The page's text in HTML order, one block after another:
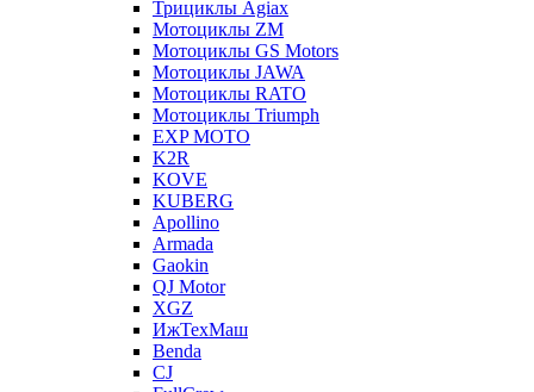
Трициклы Agiax
Мотоциклы ZM
Мотоциклы GS Motors
Мотоциклы JAWA
Мотоциклы RATO
Мотоциклы Triumph
EXP MOTO
K2R
KOVE
KUBERG
Apollino
Armada
Gaokin
QJ Motor
XGZ
ИжТехМаш
Benda
CJ